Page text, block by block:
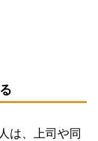
は、上司や同